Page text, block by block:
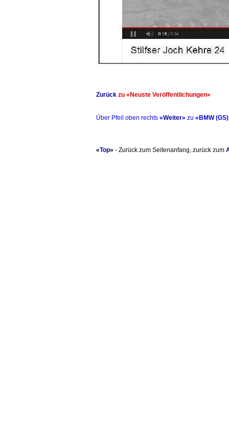
Zurück zu «Neuste Veröffentlichungen»
Über Pfeil oben rechts «Weiter» zu «BMW
«Top» - Zurück zum Seitenanfang, zurück zum